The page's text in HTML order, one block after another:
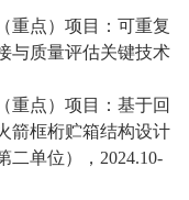
重点）项目：可重复
与质量评估关键技术
重点）项目：基于回
箭框桁贮箱结构设计
二单位）， 2024.10-